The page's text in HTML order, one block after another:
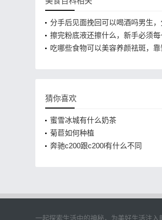
分手后见面挽回可以喝酒吗男生
要注意什么
擦完粉底液还擦什么，新手必须
吃哪些食物可以美容养颜祛斑，
猜你喜欢
蜜雪冰城有什么奶茶
菊苣如何种植
奔驰c200跟c200l有什么不同
一起探索生活中的神秘，为美好生活注入